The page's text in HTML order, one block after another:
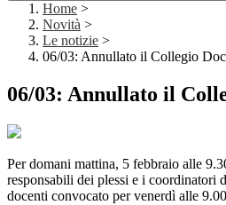
Home >
Novità >
Le notizie >
06/03: Annullato il Collegio
06/03: Annullato il
Per domani mattina, 5 febbraio alle
responsabili dei plessi e i coordinatori
docenti convocato per venerdì alle